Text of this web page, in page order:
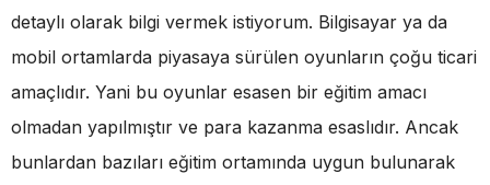
detaylı olarak bilgi vermek istiyorum. Bilgisayar ya da
mobil ortamlarda piyasaya sürülen oyunların çoğu ticari
amaçlıdır. Yani bu oyunlar esasen bir eğitim amacı
olmadan yapılmıştır ve para kazanma esaslıdır. Ancak
bunlardan bazıları eğitim ortamında uygun bulunarak